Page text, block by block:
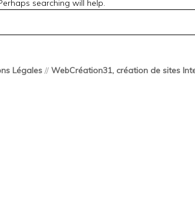
searching will help.
Légales// WebCréation31, création de sites